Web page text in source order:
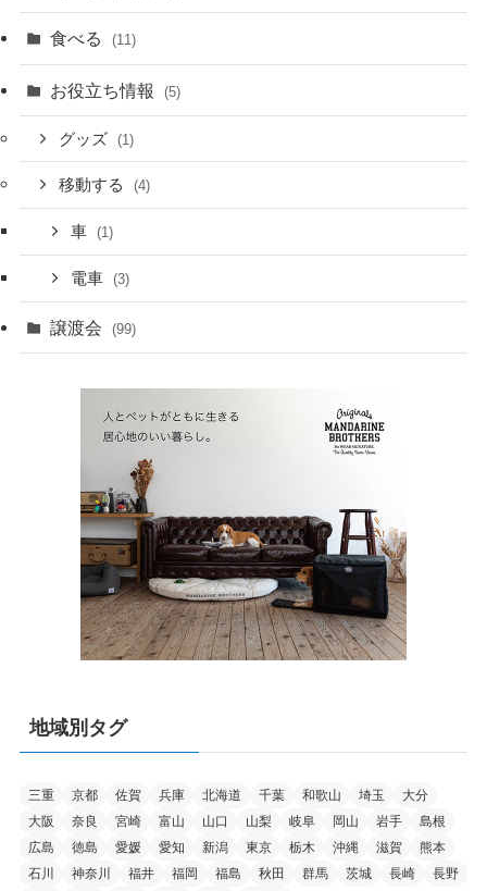
食べる (11)
お役立ち情報 (5)
グッズ (1)
移動する (4)
車 (1)
電車 (3)
譲渡会 (99)
地域別タグ
三重 京都 佐賀 兵庫 北海道 千葉 和歌山 埼玉
大分
大阪
奈良 宮崎 富山 山口 山梨 岐阜 岡山 岩手
島根
広島
徳島 愛媛 愛知 新潟 東京 栃木 沖縄 滋賀
熊本
石川
神奈川 福井 福岡 福島 秋田 群馬 茨城 長崎
長野